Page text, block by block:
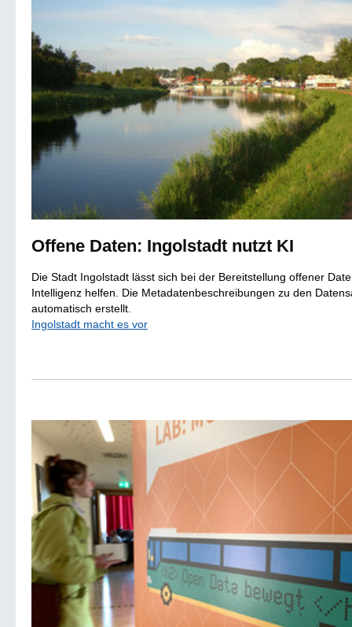
Offene Daten: Ingolstadt nutzt KI
Die Stadt Ingolstadt lässt sich bei der Bereitstellung offener
Intelligenz helfen. Die Metadatenbeschreibungen zu den
automatisch erstellt.
Ingolstadt macht es vor